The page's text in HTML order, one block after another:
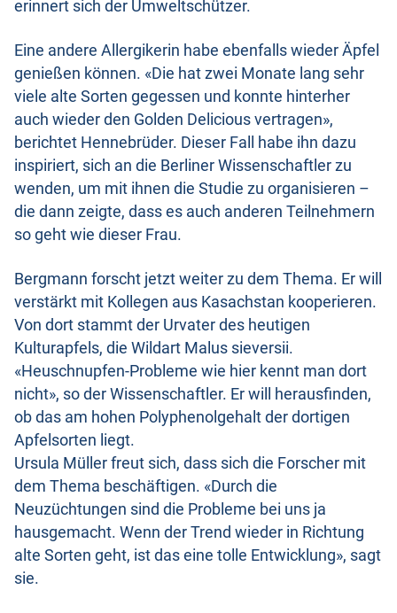
erinnert sich der Umweltschützer.
Eine andere Allergikerin habe ebenfalls wieder Äpfel
genießen können. «Die hat zwei Monate lang sehr
viele alte Sorten gegessen und konnte hinterher
auch wieder den Golden Delicious vertragen»,
berichtet Hennebrüder. Dieser Fall habe ihn dazu
inspiriert, sich an die Berliner Wissenschaftler zu
wenden, um mit ihnen die Studie zu organisieren –
die dann zeigte, dass es auch anderen Teilnehmern
so geht wie dieser Frau.
Bergmann forscht jetzt weiter zu dem Thema. Er will
verstärkt mit Kollegen aus Kasachstan kooperieren.
Von dort stammt der Urvater des heutigen
Kulturapfels, die Wildart Malus sieversii.
«Heuschnupfen-Probleme wie hier kennt man dort
nicht», so der Wissenschaftler. Er will herausfinden,
ob das am hohen Polyphenolgehalt der dortigen
Apfelsorten liegt.
Ursula Müller freut sich, dass sich die Forscher mit
dem Thema beschäftigen. «Durch die
Neuzüchtungen sind die Probleme bei uns ja
hausgemacht. Wenn der Trend wieder in Richtung
alte Sorten geht, ist das eine tolle Entwicklung», sagt
sie.